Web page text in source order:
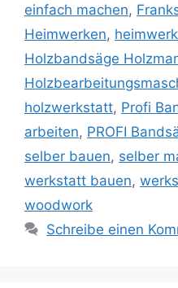
einfach machen,
Heimwerken,
Holzbandsäge
holzwerkstatt, Profi
arbeiten, PROFI
selber bauen, selber
werkstatt bauen,
woodwork
Schreibe einen